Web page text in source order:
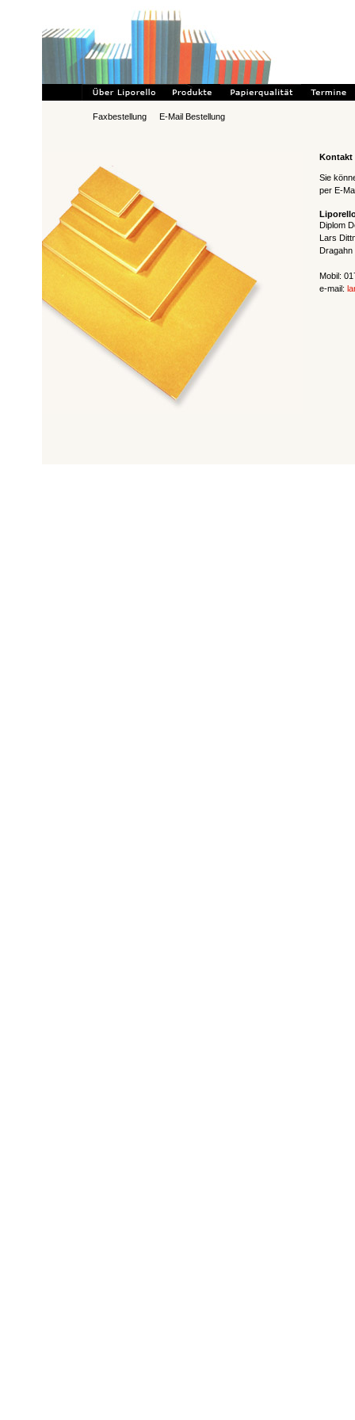
Faxbestellung E-Mail Bestellung
Kontakt
Sie
per E-
Diplom
Lars
Dragahn
Mobil:
e-mail: